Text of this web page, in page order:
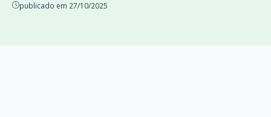
publicado em 27/10/2025